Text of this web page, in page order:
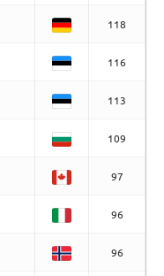
118
116
113
109
97
96
96